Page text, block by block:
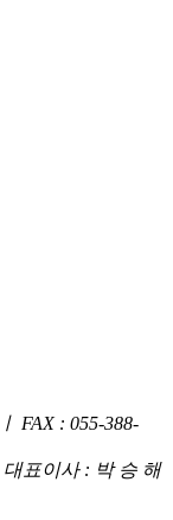
ㅣ FAX : 055-388-
대표이사 : 박 승 해